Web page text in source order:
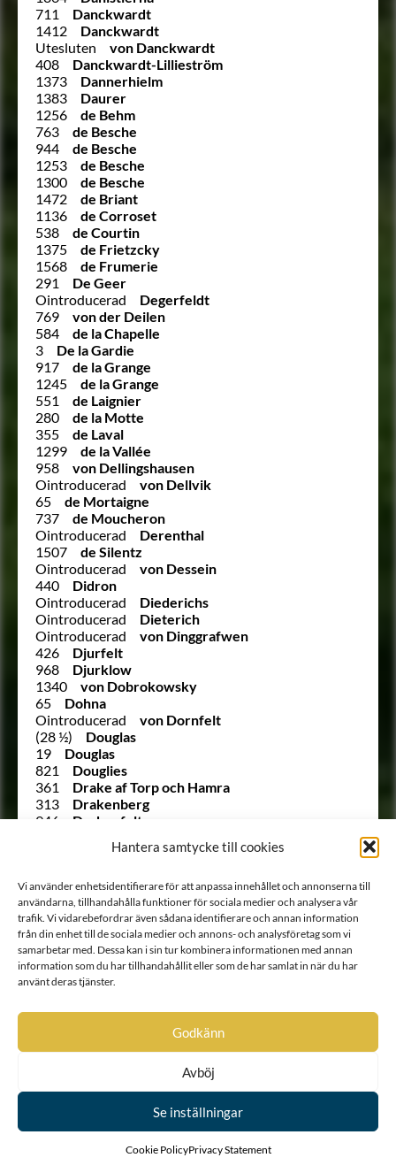
Hantera samtycke till cookies
Vi använder enhetsidentifierare för att anpassa innehållet och annonserna till
användarna, tillhandahålla funktioner för sociala medier och analysera vår
trafik. Vi vidarebefordrar även sådana identifierare och annan information
från din enhet till de sociala medier och annons- och analysföretag som vi
samarbetar med. Dessa kan i sin tur kombinera informationen med annan
information som du har tillhandahållit eller som de har samlat in när du har
använt deras tjänster.
Godkänn
Avböj
Se inställningar
Cookie PolicyPrivacy Statement
711
Danckwardt
1412
Danckwardt
Utesluten
von Danckwardt
408
Danckwardt-Lillieström
1373
Dannerhielm
1383
Daurer
1256
de Behm
763
de Besche
944
de Besche
1253
de Besche
1300
de Besche
1472
de Briant
1136
de Corroset
538
de Courtin
1375
de Frietzcky
1568
de Frumerie
291
De Geer
Ointroducerad
Degerfeldt
769
von der Deilen
584
de la Chapelle
3
De la Gardie
917
de la Grange
1245
de la Grange
551
de Laignier
280
de la Motte
355
de Laval
1299
de la Vallée
958
von Dellingshausen
Ointroducerad
von Dellvik
65
de Mortaigne
737
de Moucheron
Ointroducerad
Derenthal
1507
de Silentz
Ointroducerad
von Dessein
440
Didron
Ointroducerad
Diederichs
Ointroducerad
Dieterich
Ointroducerad
von Dinggrafwen
426
Djurfelt
968
Djurklow
1340
von Dobrokowsky
65
Dohna
Ointroducerad
von Dornfelt
(28 ½)
Douglas
19
Douglas
821
Douglies
361
Drake af Torp och Hamra
313
Drakenberg
946
Drakenfelt
Drakensköld
451
Dreffenfelt
369
Dreffensköld
Ointroducerad
von Dreijling
Ointroducerad
von Dreijling
1784
von Drenteln
969
Drommel
445
Dromund
von Duderberg
Ointroducerad
von Dunte
Ointroducerad
von Dunten
Du Rietz